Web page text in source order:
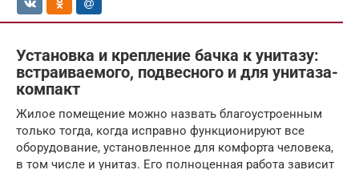
Установка и крепление бачка к унитазу:
встраиваемого, подвесного и для унитаза-
компакт
Жилое помещение можно назвать благоустроенным
только тогда, когда исправно функционируют все
оборудование, установленное для комфорта человека,
в том числе и унитаз. Его полноценная работа зависит